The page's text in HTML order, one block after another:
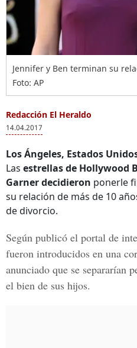
Jennifer y Ben terminan su
Foto: AP
Redacción El Heraldo
14.04.2017
Los Ángeles, Estados
Las estrellas de Hollywood
Garner decidieron ponerle
su relación de más de 10
de divorcio.
Según publicó el portal de
fueron introducidos en una
anunciado que se separarían
el bien de sus hijos.